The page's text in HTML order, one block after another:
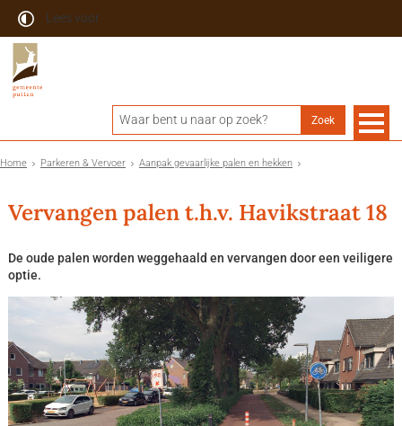
Lees voor
Home Parkeren & Vervoer Aanpak gevaarlijke palen en hekken
Vervangen palen t.h.v. Havikstraat 18
De oude palen worden weggehaald en vervangen door een veiligere
optie.